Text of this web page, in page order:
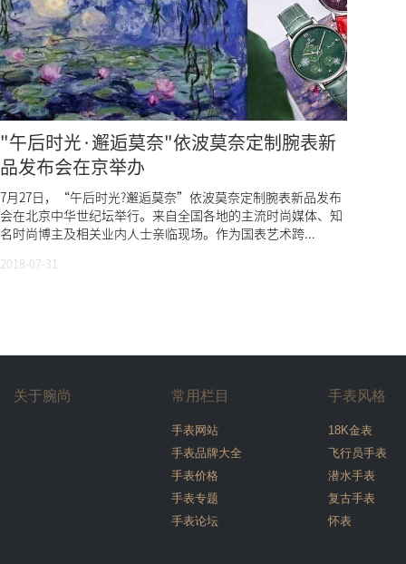
"午后时光·邂逅莫奈"依波莫奈定制腕表新
品发布会在京举办
7月27日，“午后时光?邂逅莫奈”依波莫奈定制腕表新品发布
会在北京中华世纪坛举行。来自全国各地的主流时尚媒体、知
名时尚博主及相关业内人士亲临现场。作为国表艺术跨...
2018-07-31
关于腕尚 常用栏目
手表网站
手表品牌大全
手表价格
手表专题
手表论坛
手表风格
18K金表
飞行员手表
潜水手表
复古手表
怀表